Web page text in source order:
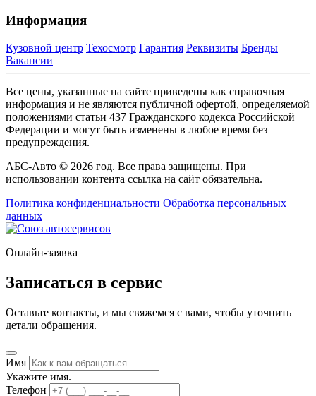
Информация
Кузовной центр Техосмотр Гарантия Реквизиты Бренды
Вакансии
Все цены, указанные на сайте приведены как справочная
информация и не являются публичной офертой, определяемой
положениями статьи 437 Гражданского кодекса Российской
Федерации и могут быть изменены в любое время без
предупреждения.
АБС-Авто © 2026 год. Все права защищены. При
использовании контента ссылка на сайт обязательна.
Политика конфиденциальности Обработка персональных
данных
Онлайн-заявка
Записаться в сервис
Оставьте контакты, и мы свяжемся с вами, чтобы уточнить
детали обращения.
Имя
Укажите имя.
Телефон